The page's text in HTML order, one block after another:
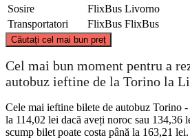
Sosire
FlixBus Livorno
Transportatori
FlixBus FlixBus
Căutați cel mai bun preț
©
Cel mai bun moment pentru a
autobuz ieftine de la Torino la
Cele mai ieftine bilete de autobuz Torino
la 114,02 lei dacă aveți noroc sau 134,36
scump bilet poate costa până la 163,21 lei.